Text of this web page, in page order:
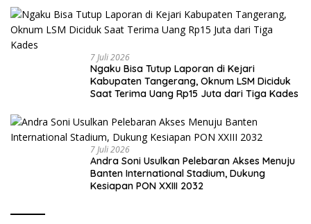
7 Juli 2026
Ngaku Bisa Tutup Laporan di Kejari
Kabupaten Tangerang, Oknum LSM Diciduk
Saat Terima Uang Rp15 Juta dari Tiga Kades
7 Juli 2026
Andra Soni Usulkan Pelebaran Akses Menuju
Banten International Stadium, Dukung
Kesiapan PON XXIII 2032